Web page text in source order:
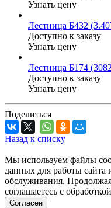
Узнать цену
Лестница Б432
Доступно к заказу
Узнать цену
Лестница Б174
Доступно к заказу
Узнать цену
Поделиться
Назад к списку
Мы используем файлы
данных для работы сайта
обслуживания.
соглашаетесь с
Согласен